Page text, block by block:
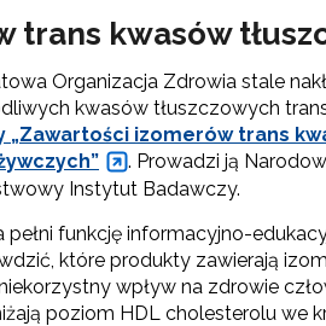
trans kwasów
Organizacja Zdrowia stale
kwasów tłuszczowych
„Zawartości izomerów trans
. Prowadzi ją
Instytut Badawczy.
pełni funkcję informacyjno-
które produkty zawierają
wpływ na zdrowie
poziom HDL cholesterolu we